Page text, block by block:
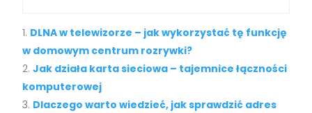
DLNA w telewizorze – jak wykorzystać tę funkcję
w domowym centrum rozrywki?
Jak działa karta sieciowa – tajemnice łączności
komputerowej
Dlaczego warto wiedzieć, jak sprawdzić adres